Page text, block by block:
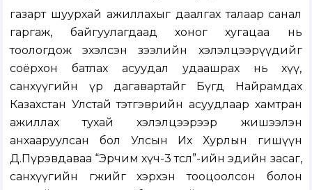
газарт шуурхай ажиллахыг даалгах талаар санал
гаргаж, байгуулагдаад хоног хугацаа нь
тоологдож эхэлсэн зээлийн хэлэлцээрүүдийг
соёрхон батлах асуудал удаашрах нь хүү,
санхүүгийн үр дагавартайг Бүгд Найрамдах
Казахстан Улстай тэтгэврийн асуудлаар хамтран
ажиллах тухай хэлэлцээрээр жишээлэн
анхааруулсан бол Улсын Их Хурлын гишүүн
Д.Пүрэвдаваа “Эрчим хүч-3 төсөл”-ийн эдийн засаг,
санхүүгийн өгөөжийг хэрхэн тооцоолсон болон